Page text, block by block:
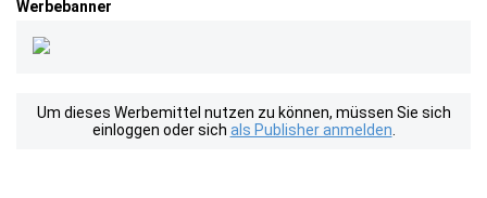
Werbebanner
Um dieses Werbemittel nutzen zu können, müssen Sie sich
einloggen oder sich als Publisher anmelden